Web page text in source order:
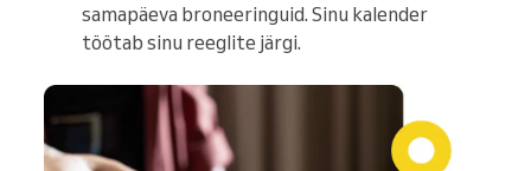
samapäeva broneeringuid. Sinu kalender
töötab sinu reeglite järgi.